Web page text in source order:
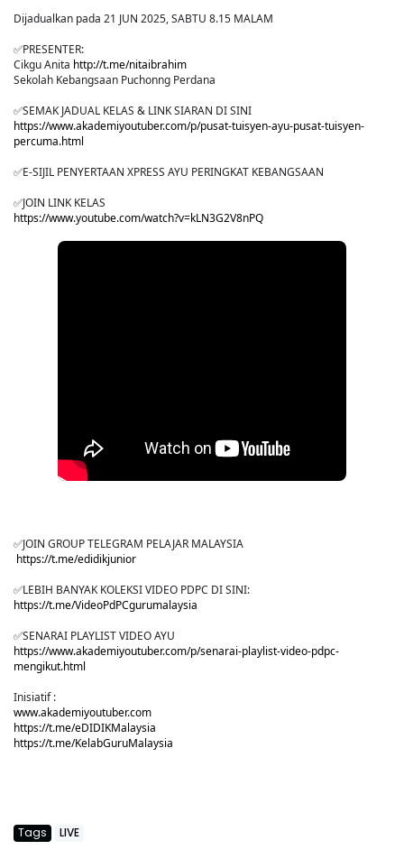
Dijadualkan pada 21 JUN 2025, SABTU 8.15 MALAM
✅PRESENTER:
Cikgu Anita http://t.me/nitaibrahim
Sekolah Kebangsaan Puchonng Perdana
✅SEMAK JADUAL KELAS & LINK SIARAN DI SINI
https://www.akademiyoutuber.com/p/pusat-tuisyen-ayu-pusat-tuisyen-
percuma.html
✅E-SIJIL PENYERTAAN XPRESS AYU PERINGKAT KEBANGSAAN
✅JOIN LINK KELAS
https://www.youtube.com/watch?v=kLN3G2V8nPQ
✅JOIN GROUP TELEGRAM PELAJAR MALAYSIA
https://t.me/edidikjunior
✅LEBIH BANYAK KOLEKSI VIDEO PDPC DI SINI:
https://t.me/VideoPdPCgurumalaysia
✅SENARAI PLAYLIST VIDEO AYU
https://www.akademiyoutuber.com/p/senarai-playlist-video-pdpc-
mengikut.html
Inisiatif :
www.akademiyoutuber.com
https://t.me/eDIDIKMalaysia
https://t.me/KelabGuruMalaysia
Tags LIVE